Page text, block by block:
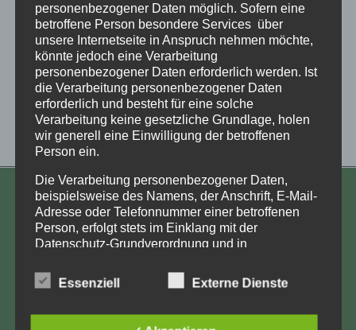
Silke 1971 mit 2 Jahren
KONTAKT
Aufarbeitung und Erforschung
Anja Röhl
12059 Berlin
personenbezogener Daten möglich. Sofern eine
betroffene Person besondere Services über
unsere Internetseite in Anspruch nehmen möchte,
könnte jedoch eine Verarbeitung
personenbezogener Daten erforderlich werden. Ist
die Verarbeitung personenbezogener Daten
erforderlich und besteht für eine solche
Verarbeitung keine gesetzliche Grundlage, holen
wir generell eine Einwilligung der betroffenen
Person ein.
Die Verarbeitung personenbezogener Daten,
beispielsweise des Namens, der Anschrift, E-Mail-
Adresse oder Telefonnummer einer betroffenen
Person, erfolgt stets im Einklang mit der
Datenschutz-Grundverordnung und in
landesspezifischen Datenschutzbestimmungen.
Mittels dieser Datenschutzerklärung möchte unser
und Zweck der von uns erhobenen, genutzten und
Essenziell Externe Dienste